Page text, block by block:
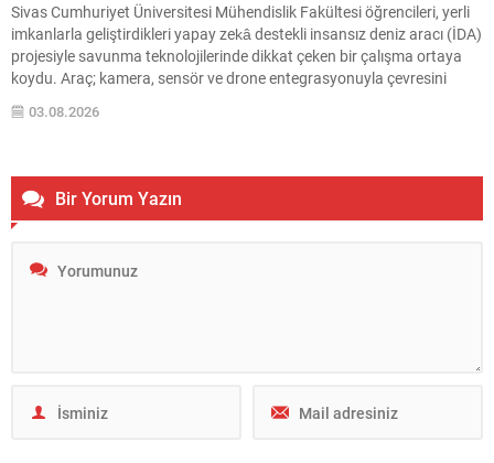
Sivas Cumhuriyet Üniversitesi Mühendislik Fakültesi öğrencileri, yerli
imkanlarla geliştirdikleri yapay zekâ destekli insansız deniz aracı (İDA)
projesiyle savunma teknolojilerinde dikkat çeken bir çalışma ortaya
koydu. Araç; kamera, sensör ve drone entegrasyonuyla çevresini
analiz edip otonom görevler gerçekleştirebiliyor. Geliştirilen sistem,
deniz üzerinde bağımsız hareket edebilmenin ötesinde; hava, kara ve
03.08.2026
Bir Yorum Yazın